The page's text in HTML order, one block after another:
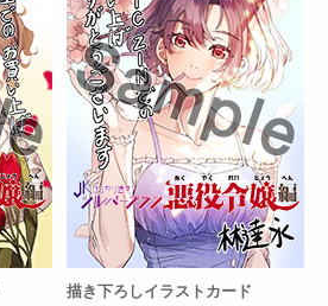
描き下ろしイラストカード